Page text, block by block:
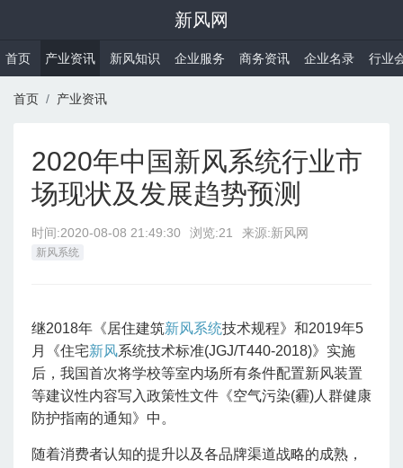
新风网
首页 产业资讯 新风知识 企业服务 商务资讯 企业名录 行业
首页 产业资讯
2020年中国新风系统行业市
场现状及发展趋势预测
时间:2020-08-08 21:49:30 浏览:21 来源:新风网
新风系统
继2018年《居住建筑新风系统技术规程》和2019年5
月《住宅新风系统技术标准(JGJ/T440-2018)》实施
后，我国首次将学校等室内场所有条件配置新风装置
等建议性内容写入政策性文件《空气污染(霾)人群健康
防护指南的通知》中。
随着消费者认知的提升以及各品牌渠道战略的成熟，